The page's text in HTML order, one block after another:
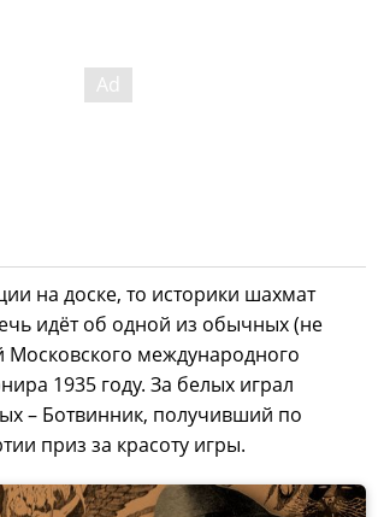
на доске, то историки шахмат
идёт об одной из обычных (не
Московского международного
1935 году. За белых играл
– Ботвинник, получивший по
приз за красоту игры.